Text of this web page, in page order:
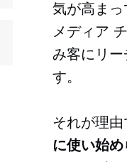
気が高まっ
メディア
み客にリー
す。
それが理
に使い始